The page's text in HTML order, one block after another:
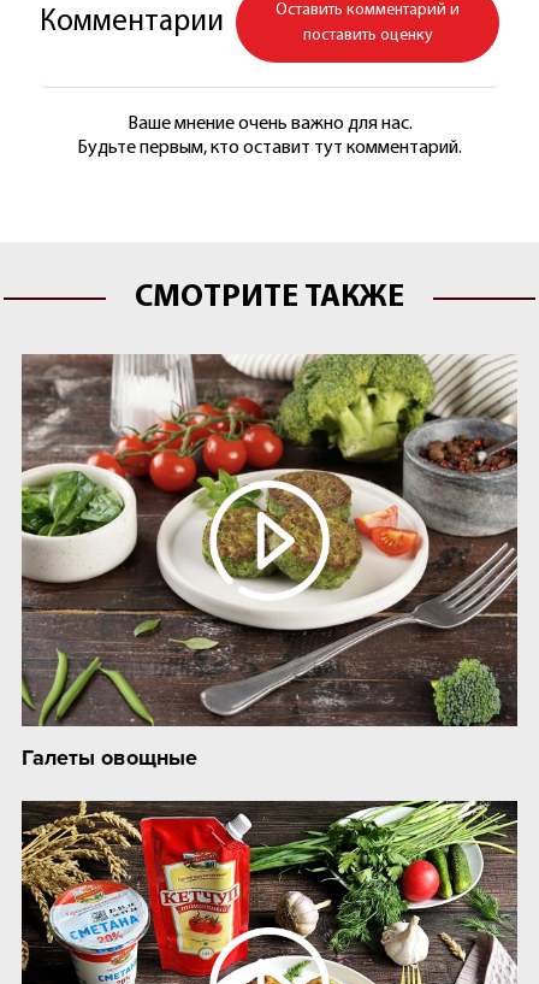
Комментарии
Оставить комментарий и
поставить оценку
Ваше мнение очень важно для нас.
Будьте первым, кто оставит тут комментарий.
СМОТРИТЕ ТАКЖЕ
Галеты овощные